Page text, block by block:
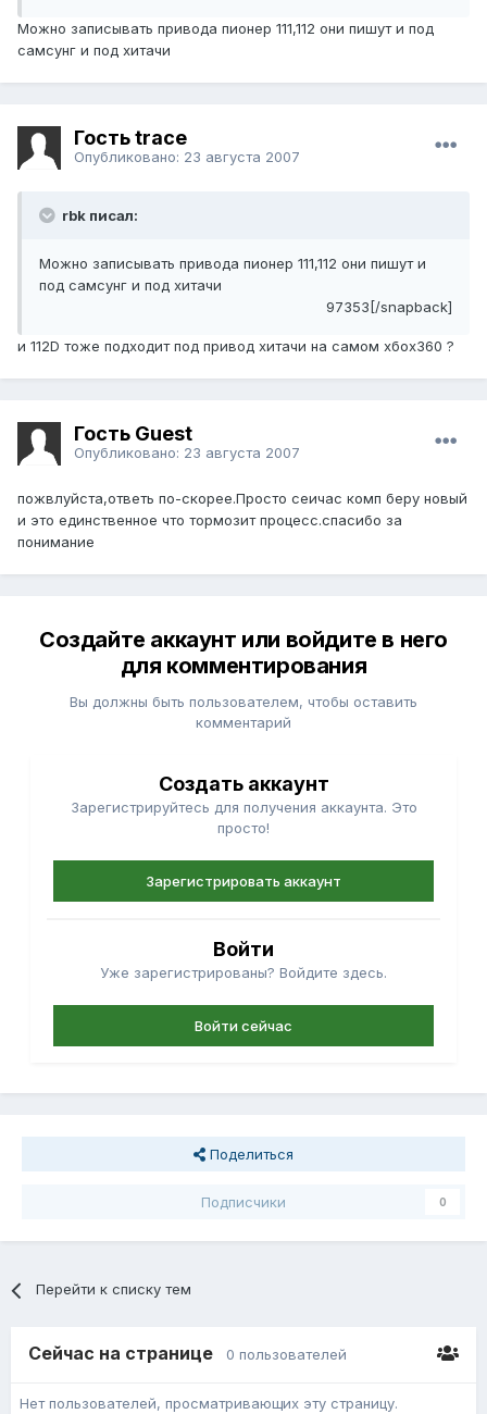
Можно записывать привода пионер 111,112 они пишут и под
самсунг и под хитачи
Гость trace
Опубликовано: 23 августа 2007
rbk писал:
Можно записывать привода пионер 111,112 они пишут и
под самсунг и под хитачи
97353[/snapback]
и 112D тоже подходит под привод хитачи на самом хбох360 ?
Гость Guest
Опубликовано: 23 августа 2007
пожвлуйста,ответь по-скорее.Просто сеичас комп беру новый
и это единственное что тормозит процесс.спасибо за
понимание
Создайте аккаунт или войдите в него
для комментирования
Вы должны быть пользователем, чтобы оставить
комментарий
Создать аккаунт
Зарегистрируйтесь для получения аккаунта. Это
просто!
Зарегистрировать аккаунт
Войти
Уже зарегистрированы? Войдите здесь.
Войти сейчас
Поделиться
Подписчики 0
Перейти к списку тем
Сейчас на странице 0 пользователей
Нет пользователей, просматривающих эту страницу.